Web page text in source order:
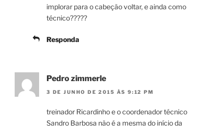
implorar para o cabeção voltar, e ainda como
técnico?????
Responda
Pedro zimmerle
3 DE JUNHO DE 2015 ÀS 9:12 PM
treinador Ricardinho e o coordenador técnico
Sandro Barbosa não é a mesma do início da